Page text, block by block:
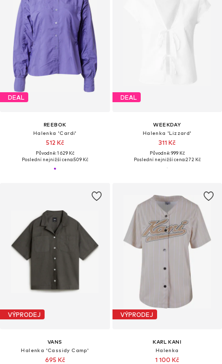
DEAL
REEBOK
Halenka 'Cardi'
512 Kč
Původně: 1 629 Kč
Poslední nejnižší cena:509 Kč
DEAL
WEEKDAY
Halenka 'Lizzard'
311 Kč
Původně: 999 Kč
Poslední nejnižší cena:272 Kč
VÝPRODEJ
VANS
Halenka 'Cassidy Camp'
695 Kč
VÝPRODEJ
KARL KANI
Halenka
1 100 Kč